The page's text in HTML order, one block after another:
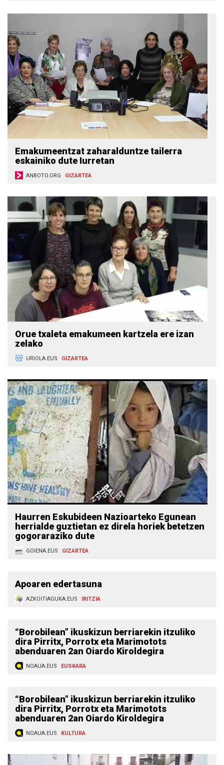
Emakumeentzat zaharalduntze tailerra
eskainiko dute Iurretan
ANBOTO.ORG GIZARTEA
Orue txaleta emakumeen kartzela ere izan
zelako
URIOLA.EUS GIZARTEA
Haurren Eskubideen Nazioarteko Egunean
herrialde guztietan ez direla horiek betetzen
gogoraraziko dute
GOIENA.EUS GIZARTEA
Apoaren edertasuna
AZKOITIAGUKA.EUS IRITZIA
“Borobilean” ikuskizun berriarekin itzuliko
dira Pirritx, Porrotx eta Marimotots
abenduaren 2an Oiardo Kiroldegira
NOAUA.EUS EUSKARA
“Borobilean” ikuskizun berriarekin itzuliko
dira Pirritx, Porrotx eta Marimotots
abenduaren 2an Oiardo Kiroldegira
NOAUA.EUS KULTURA